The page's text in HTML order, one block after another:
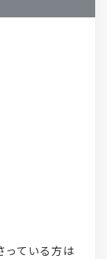
っている方は